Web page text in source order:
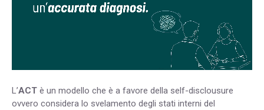
L’ACT è un modello che è a favore della self-disclousure
ovvero considera lo svelamento degli stati interni del